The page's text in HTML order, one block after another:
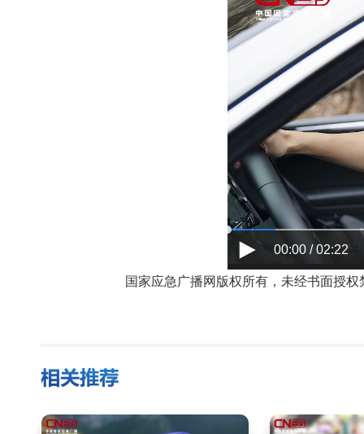
00:00 / 02:22
国家应急广播网版权所有，未经书面授权